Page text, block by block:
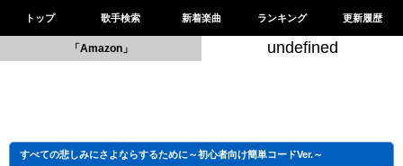
トップ 歌手検索 新着楽曲 ランキング 更新履歴
「Amazon」 undefined
すべての悲しみにさよならするために～初心者向け簡単コードVer.～